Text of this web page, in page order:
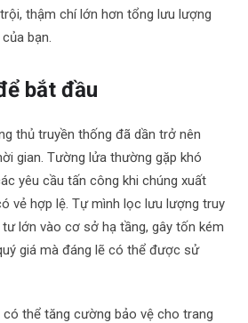
thậm chí lớn hơn tổng lưu lượng
bạn.
bắt đầu
thủ truyền thống đã dần trở nên
gian. Tường lửa thường gặp khó
yêu cầu tấn công khi chúng xuất
vẻ hợp lệ. Tự mình lọc lưu lượng truy
lớn vào cơ sở hạ tầng, gây tốn kém
giá mà đáng lẽ có thể được sử
có thể tăng cường bảo vệ cho trang